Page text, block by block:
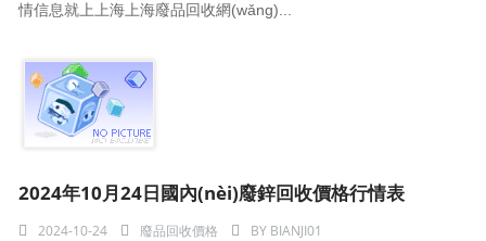
情信息就上上海上海廢品回收網(wǎng)...
2024年10月24日國內(nèi)廢鋅回收價格行情表
2024-10-24 廢品回收價格 BY BIANJI01